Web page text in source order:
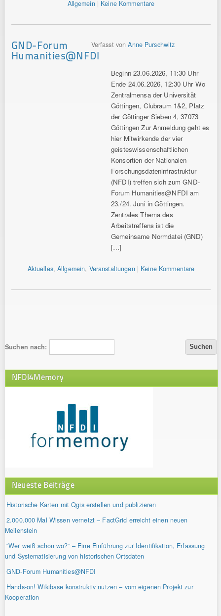
Allgemein| Keine Kommentare
GND-Forum
Humanities@NFDI
Verfasst vonAnne Purschwitz
Beginn 23.06.2026, 11:30 Uhr
Ende 24.06.2026, 12:30 Uhr Wo
Zentralmensa der Universität
Göttingen, Clubraum 1&2, Platz
der Göttinger Sieben 4, 37073
Göttingen Zur Anmeldung geht es
hier Mitwirkende der vier
geisteswissenschaftlichen
Konsortien der Nationalen
Forschungsdateninfrastruktur
(NFDI) treffen sich zum GND-
Forum Humanities@NFDI am
23./24. Juni in Göttingen.
Zentrales Thema des
Arbeitstreffens ist die
Gemeinsame Normdatei (GND)
[…]
Aktuelles,Allgemein, Veranstaltungen| Keine Kommentare
Suchen nach:
NFDI4Memory
Neueste Beiträge
Historische Karten mit Qgis erstellen und publizieren
2.000.000 Mal Wissen vernetzt – FactGrid erreicht einen neuen
Meilenstein
“Wer weiß schon wo?” – Eine Einführung zur Identifikation, Erfassung
und Systematisierung von historischen Ortsdaten
GND-Forum Humanities@NFDI
Hands-on! Wikibase konstruktiv nutzen – vom eigenen Projekt zur
Kooperation